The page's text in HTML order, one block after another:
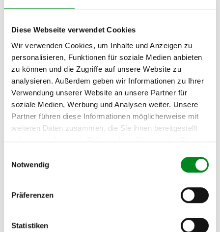
Diese Webseite verwendet Cookies
Wir verwenden Cookies, um Inhalte und Anzeigen zu
personalisieren, Funktionen für soziale Medien anbieten
zu können und die Zugriffe auf unsere Website zu
analysieren. Außerdem geben wir Informationen zu Ihrer
Verwendung unserer Website an unsere Partner für
soziale Medien, Werbung und Analysen weiter. Unsere
Partner führen diese Informationen möglicherweise mit
weiteren Daten zusammen, die Sie ihnen bereitgestellt
haben oder die sie im Rahmen Ihrer Nutzung der Dienste
Notwendig
Präferenzen
Statistiken
Anlasser Citroen Berlingo C3 - Peugeot Partner 307
Artikel-Nr.: 3021651
42,00 €
Zum Produkt